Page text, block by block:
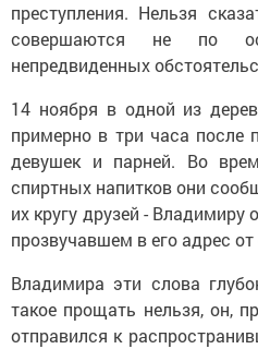
преступления. Нельзя
совершаются не по
непредвиденных
14 ноября в одной из
примерно в три часа после
девушек и парней. Во
спиртных напитков они
их кругу друзей -
прозвучавшем в его адрес
Владимира эти слова
такое прощать нельзя, он,
отправился к